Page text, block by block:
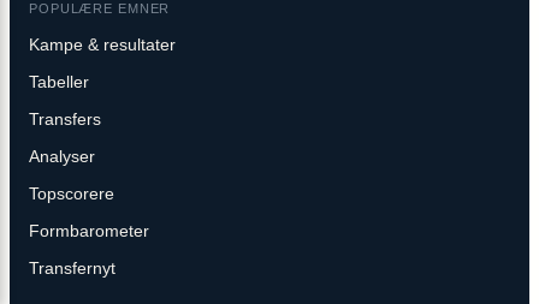
POPULÆRE EMNER
Kampe & resultater
Tabeller
Transfers
Analyser
Topscorere
Formbarometer
Transfernyt